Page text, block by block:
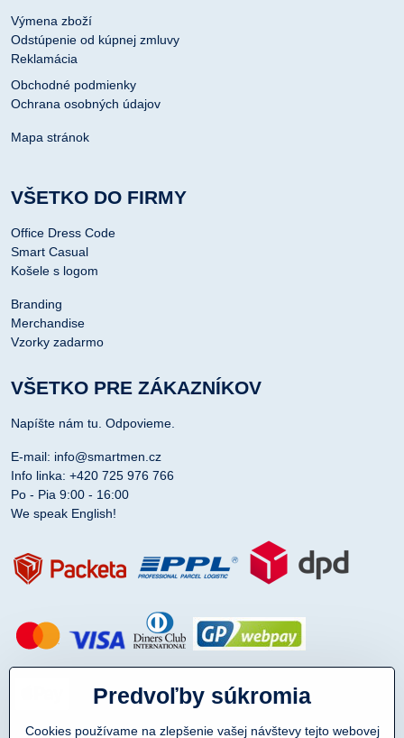
Výmena zboží
Odstúpenie od kúpnej zmluvy
Reklamácia
Obchodné podmienky
Ochrana osobných údajov
Mapa stránok
VŠETKO DO FIRMY
Office Dress Code
Smart Casual
Košele s logom
Branding
Merchandise
Vzorky zadarmo
VŠETKO PRE ZÁKAZNÍKOV
Napíšte nám tu. Odpovieme.
E-mail: info@smartmen.cz
Info linka: +420 725 976 766
Po - Pia 9:00 - 16:00
We speak English!
Predvoľby súkromia
Cookies používame na zlepšenie vašej návštevy tejto webovej